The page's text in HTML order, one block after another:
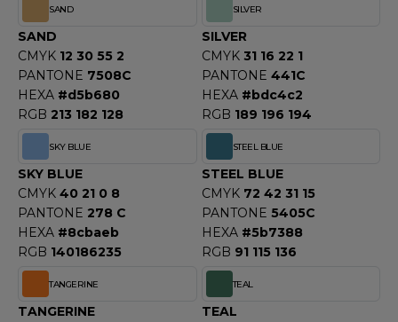
SAND
SAND
CMYK 12 30 55 2
PANTONE 7508C
HEXA #d5b680
RGB 213 182 128
SILVER
SILVER
CMYK 31 16 22 1
PANTONE 441C
HEXA #bdc4c2
RGB 189 196 194
SKY BLUE
SKY BLUE
CMYK 40 21 0 8
PANTONE 278 C
HEXA #8cbaeb
RGB 140186235
STEEL BLUE
STEEL BLUE
CMYK 72 42 31 15
PANTONE 5405C
HEXA #5b7388
RGB 91 115 136
TANGERINE
TANGERINE
TEAL
TEAL